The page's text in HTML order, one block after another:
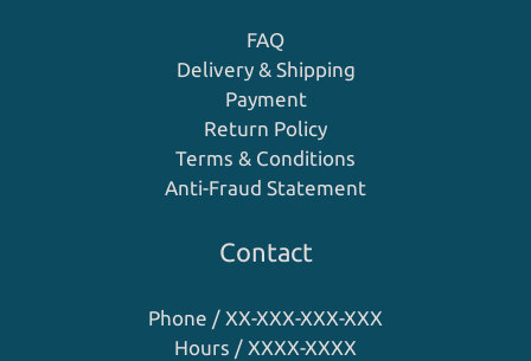
FAQ
Delivery & Shipping
Payment
Return Policy
Terms & Conditions
Anti-Fraud Statement
Contact
Phone / XX-XXX-XXX-XXX
Hours / XXXX-XXXX